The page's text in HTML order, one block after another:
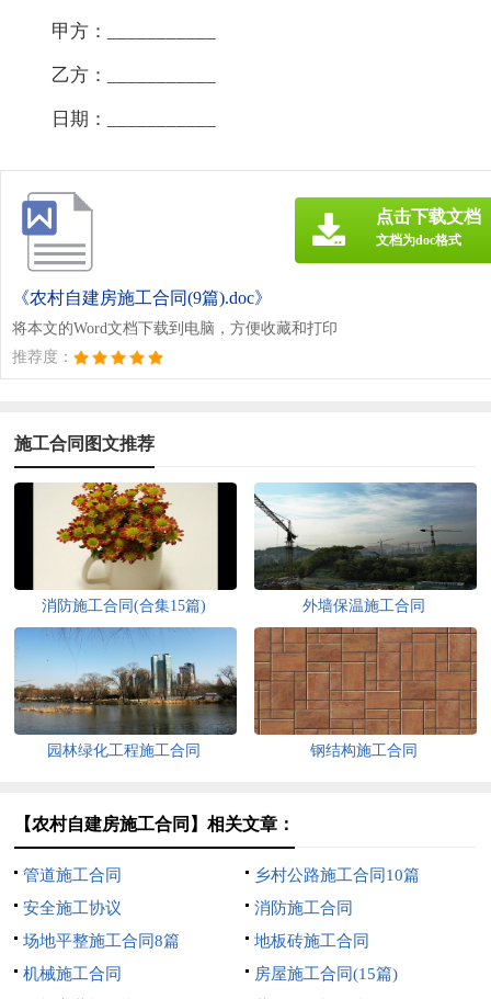
甲方：___________
乙方：___________
日期：___________
《农村自建房施工合同(9篇).doc》
将本文的Word文档下载到电脑，方便收藏和打印
推荐度：
点击下载文档
文档为doc格式
施工合同图文推荐
消防施工合同(合集15篇) 外墙保温施工合同
园林绿化工程施工合同 钢结构施工合同
【农村自建房施工合同】相关文章：
管道施工合同
乡村公路施工合同10篇
安全施工协议
消防施工合同
场地平整施工合同8篇
地板砖施工合同
机械施工合同
房屋施工合同(15篇)